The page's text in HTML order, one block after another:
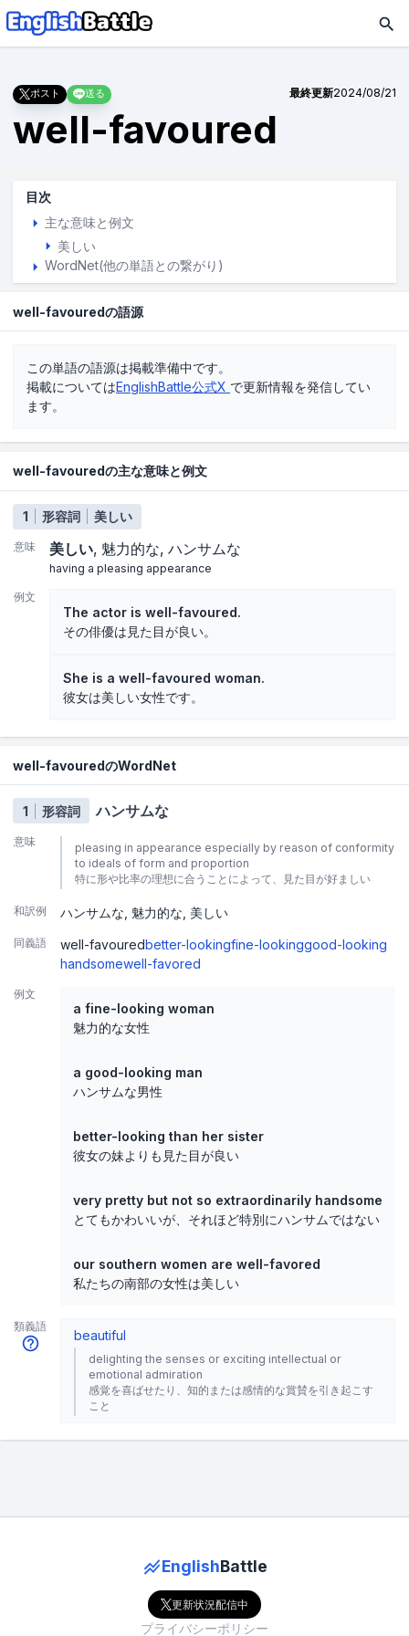
ポスト 送る 最終更新2024/08/21
well-favoured
目次
主な意味と例文
美しい
WordNet(他の単語との繋がり)
well-favouredの語源
この単語の語源は掲載準備中です。
掲載についてはEnglishBattle公式X で更新情報を発信してい
ます。
well-favouredの主な意味と例文
1 形容詞 美しい
意味 美しい 魅力的な ハンサムな
having a pleasing appearance
例文
The actor is well-favoured.
その俳優は見た目が良い。
She is a well-favoured woman.
彼女は美しい女性です。
well-favouredのWordNet
1 形容詞 ハンサムな
意味
pleasing in appearance especially by reason of conformity
to ideals of form and proportion
特に形や比率の理想に合うことによって、見た目が好ましい
和訳例 ハンサムな 魅力的な 美しい
同義語 well-favouredbetter-lookingfine-lookinggood-looking
handsomewell-favored
例文
a fine-looking woman
魅力的な女性
a good-looking man
ハンサムな男性
better-looking than her sister
彼女の妹よりも見た目が良い
very pretty but not so extraordinarily handsome
とてもかわいいが、それほど特別にハンサムではない
our southern women are well-favored
私たちの南部の女性は美しい
類義語
beautiful
delighting the senses or exciting intellectual or
emotional admiration
感覚を喜ばせたり、知的または感情的な賞賛を引き起こす
こと
EnglishBattle
更新状況配信中
プライバシーポリシー